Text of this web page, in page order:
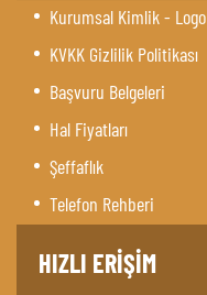
Kurumsal Kimlik - Logo
KVKK Gizlilik Politikası
Başvuru Belgeleri
Hal Fiyatları
Şeffaflık
Telefon Rehberi
HIZLI ERİŞİM